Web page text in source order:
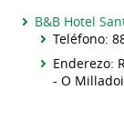
B&B Hotel
Teléfono:
Enderezo:
- O